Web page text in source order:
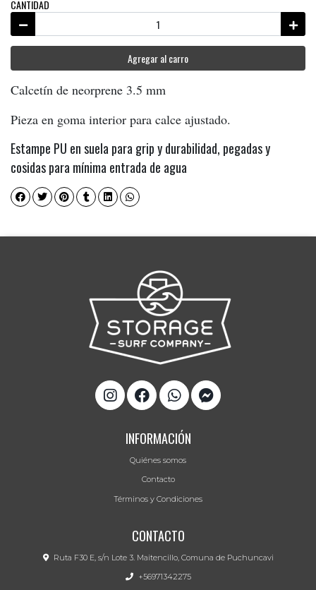
CANTIDAD
Agregar al carro
Calcetín de neorprene 3.5 mm
Pieza en goma interior para calce ajustado.
Estampe PU en suela para grip y durabilidad, pegadas y
cosidas para mínima entrada de agua
INFORMACIÓN
Quiénes somos
Contacto
Términos y Condiciones
CONTACTO
Ruta F30 E, s/n Lote 3. Maitencillo, Comuna de Puchuncavi
+56971342275